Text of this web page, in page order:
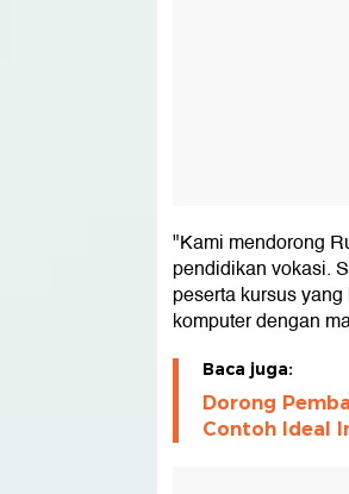
"Kami mendorong
pendidikan vokasi.
peserta kursus
komputer dengan
Baca juga:
Dorong
Contoh Ideal